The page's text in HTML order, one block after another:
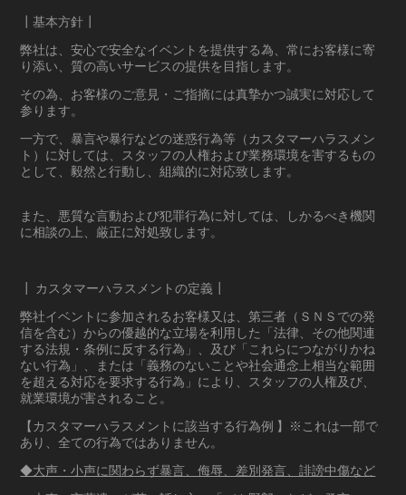
┃基本方針┃
弊社は、安心で安全なイベントを提供する為、常にお客様に寄
り添い、質の高いサービスの提供を目指します。
その為、お客様のご意見・ご指摘には真摯かつ誠実に対応して
参ります。
一方で、暴言や暴行などの迷惑行為等（カスタマーハラスメン
ト）に対しては、スタッフの人権および業務環境を害するもの
として、毅然と行動し、組織的に対応致します。
また、悪質な言動および犯罪行為に対しては、しかるべき機関
に相談の上、厳正に対処致します。
┃ カスタマーハラスメントの定義┃
弊社イベントに参加されるお客様又は、第三者（ＳＮＳでの発
信を含む）からの優越的な立場を利用した「法律、その他関連
する法規・条例に反する行為」、及び「これらにつながりかね
ない行為」、または「義務のないことや社会通念上相当な範囲
を超える対応を要求する行為」により、スタッフの人権及び、
就業環境が害されること。
【カスタマーハラスメントに該当する行為例 】※これは一部で
あり、全ての行為ではありません。
◆大声・小声に関わらず暴言、侮辱、差別発言、誹謗中傷など